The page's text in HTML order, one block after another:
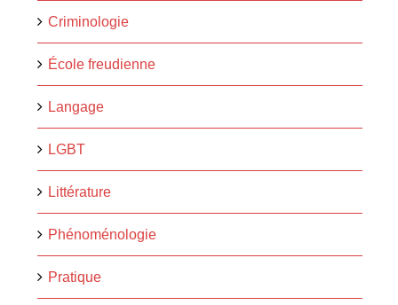
Criminologie
École freudienne
Langage
LGBT
Littérature
Phénoménologie
Pratique